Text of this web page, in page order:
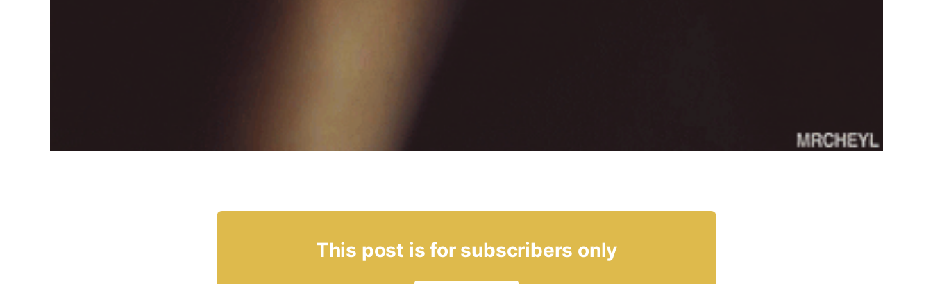
This post is for subscribers only